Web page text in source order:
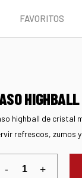
FAVORITOS
highball de cristal
refrescos, zumos